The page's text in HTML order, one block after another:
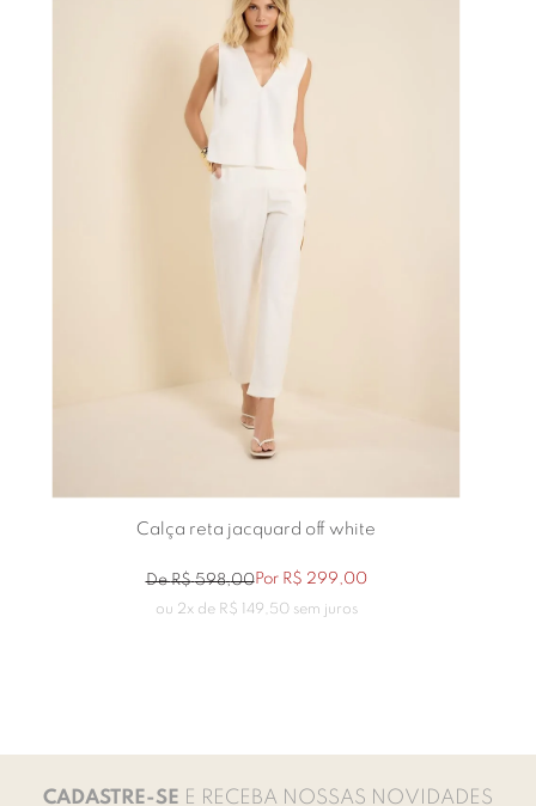
Calça reta jacquard off white
DeR$ 598,00Por R$ 299,00
ou 2x de R$ 149 50sem juros
CADASTRE-SE E RECEBA NOSSAS NOVIDADES